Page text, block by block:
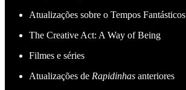
Atualizações sobre o Tempos Fantásticos
The Creative Act: A Way of Being
Filmes e séries
Atualizações de Rapidinhas anteriores